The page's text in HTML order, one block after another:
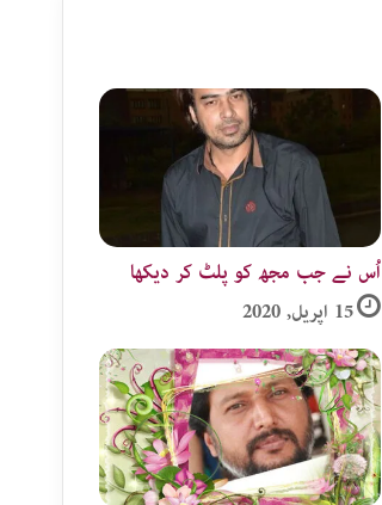
اُس نے جب مجھ کو پلٹ کر دیکھا
15 اپریل, 2020